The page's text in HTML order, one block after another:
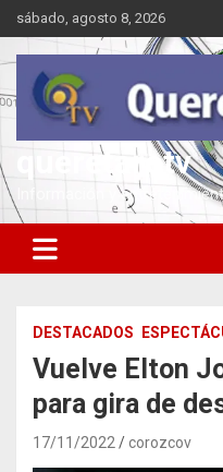
Saltar
al
contenido
sábado, agosto 8, 2026
queretarotv
Información y
DESTACADOS
Vuelve Elton
para gira de
17/11/2022 corozcov